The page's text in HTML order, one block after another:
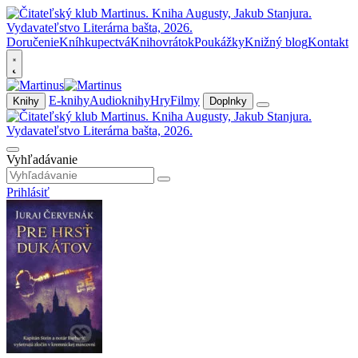
DoručenieKníhkupectváKnihovrátokPoukážkyKnižný blogKontakt
Knihy E-knihyAudioknihyHryFilmy Doplnky
Vyhľadávanie
Prihlásiť